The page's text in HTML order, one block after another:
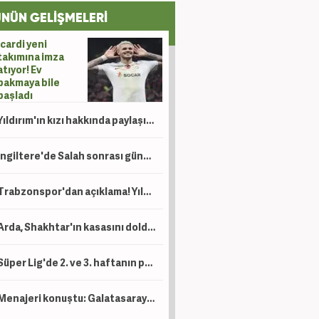
GELİŞMELERİ
yeni
imza
Ev
bile
Yıldırım'ın kızı hakkında paylaşım yapan şahıs için tutuklama talebi!
İngiltere'de Salah sonrası gündem Türkiye: Süper Lig, Suudi Arabistan'a rakip oldu!
Trabzonspor'dan açıklama! Yıldız oyuncu operasyon geçirdi
Arda, Shakhtar'ın kasasını dolduracak! Devler prensinin peşinde
Süper Lig'de 2. ve 3. haftanın programları belli oldu! Beşiktaş maçına özel 'Ayar'
Menajeri konuştu: Galatasaray'dan gelen mektup var!